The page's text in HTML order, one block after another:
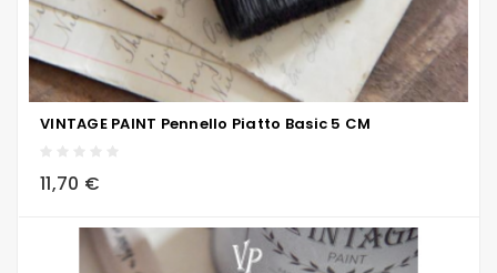
VINTAGE PAINT Pennello Piatto Basic 5 CM
11,70 €
local_grocery_store